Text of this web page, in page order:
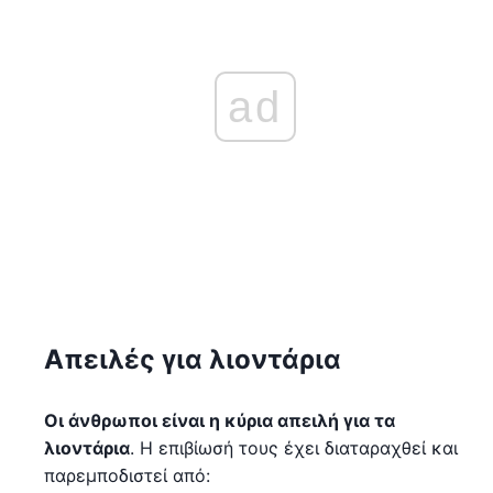
ad
Απειλές για λιοντάρια
Οι άνθρωποι είναι η κύρια απειλή για τα
λιοντάρια. Η επιβίωσή τους έχει διαταραχθεί και
παρεμποδιστεί από: